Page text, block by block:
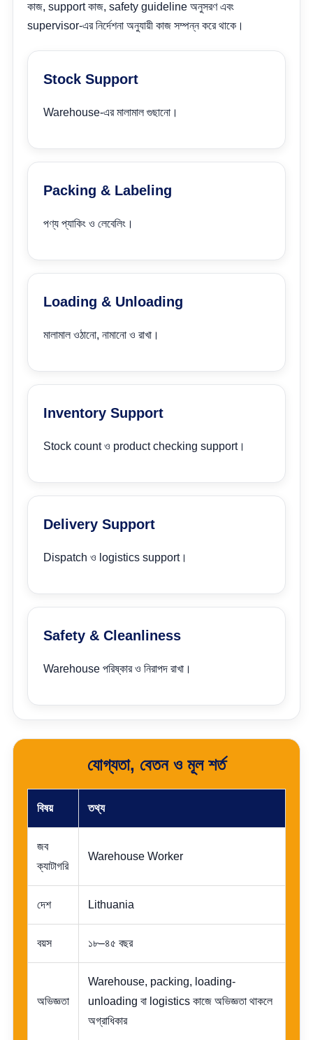
কাজ, support কাজ, safety guideline অনুসরণ এবং
supervisor-এর নির্দেশনা অনুযায়ী কাজ সম্পন্ন করে থাকে।
Stock Support
Warehouse-এর মালামাল গুছানো।
Packing & Labeling
পণ্য প্যাকিং ও লেবেলিং।
Loading & Unloading
মালামাল ওঠানো, নামানো ও রাখা।
Inventory Support
Stock count ও product checking support।
Delivery Support
Dispatch ও logistics support।
Safety & Cleanliness
Warehouse পরিষ্কার ও নিরাপদ রাখা।
যোগ্যতা, বেতন ও মূল শর্ত
বিষয় তথ্য
জব
ক্যাটাগরি
Warehouse Worker
দেশ Lithuania
বয়স ১৮–৪৫ বছর
অভিজ্ঞতা
Warehouse, packing, loading-
unloading বা logistics কাজে অভিজ্ঞতা থাকলে
অগ্রাধিকার